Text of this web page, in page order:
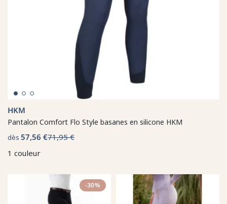
HKM
Pantalon Comfort Flo Style basanes en silicone HKM
dès 57,56 €71,95 €
1 couleur
-30%